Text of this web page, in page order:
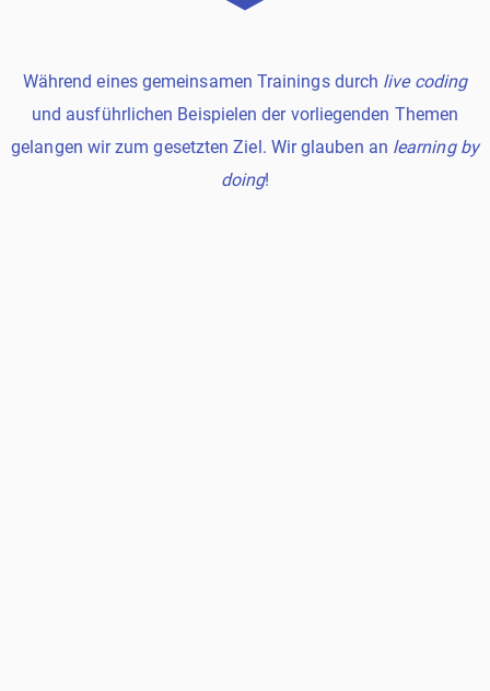
Während eines gemeinsamen Trainings durch live coding
und ausführlichen Beispielen der vorliegenden Themen
gelangen wir zum gesetzten Ziel. Wir glauben an learning by
doing!